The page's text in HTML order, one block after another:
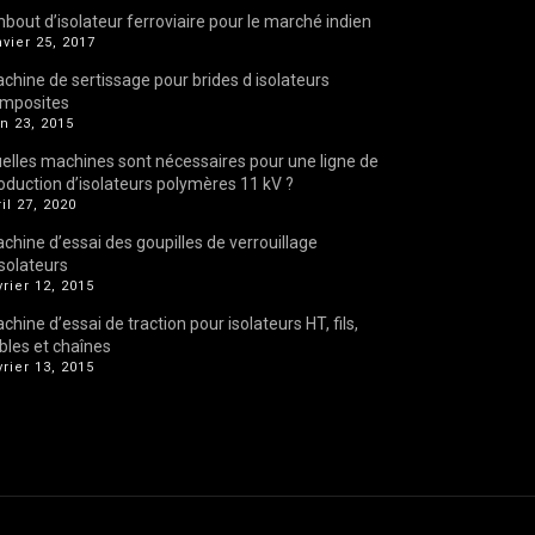
d’isolateur ferroviaire pour le marché indien
25, 2017
de sertissage pour brides d isolateurs
23, 2015
machines sont nécessaires pour une ligne de
d’isolateurs polymères 11 kV ?
27, 2020
d’essai des goupilles de verrouillage
12, 2015
d’essai de traction pour isolateurs HT, fils,
et chaînes
13, 2015